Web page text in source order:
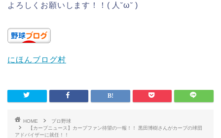
よろしくお願いします！！( 人˘ω˘ )
にほんブログ村
HOME
プロ野球
【カープニュース】カープファン待望の一報！！ 黒田博樹さんがカープの球団
アドバイザーに就任！！